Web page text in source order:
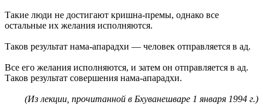
Такие люди не достигают кришна-премы, однако все
остальные их желания исполняются.
Таков результат нама-апарадхи — человек отправляется в ад.
Все его желания исполняются, и затем он отправляется в ад.
Таков результат совершения нама-апарадхи.
(Из лекции, прочитанной в Бхуванешваре 1 января 1994 г.)